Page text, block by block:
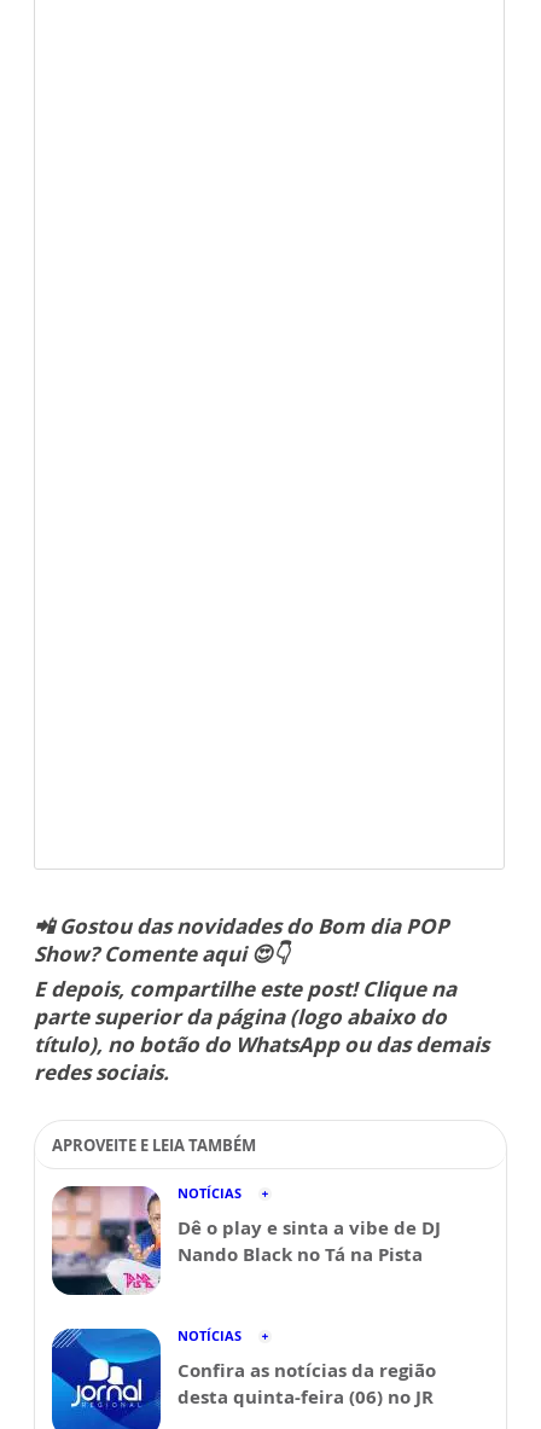
📲 Gostou das novidades do Bom dia POP
Show? Comente aqui 😍👇
E depois, compartilhe este post! Clique na
parte superior da página (logo abaixo do
título), no botão do WhatsApp ou das demais
redes sociais.
APROVEITE E LEIA TAMBÉM
NOTÍCIAS
Dê o play e sinta a vibe de DJ
Nando Black no Tá na Pista
NOTÍCIAS
Confira as notícias da região
desta quinta-feira (06) no JR